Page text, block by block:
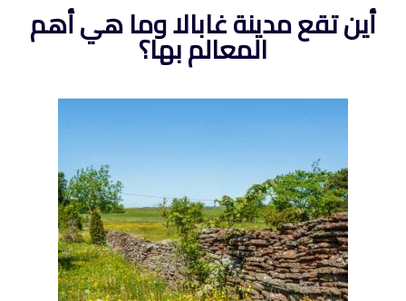
أين تقع مدينة غابالا وما هي أهم
المعالم بها؟